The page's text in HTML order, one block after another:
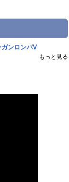
ンロンパV
もっと見る